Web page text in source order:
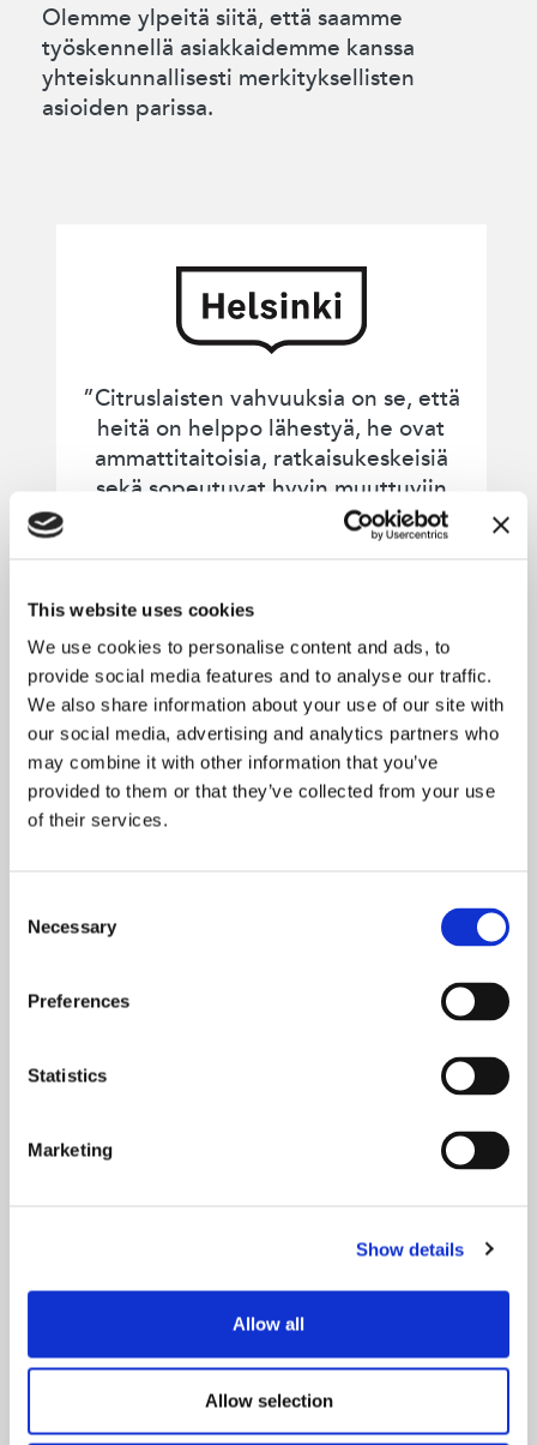
This website uses cookies
We use cookies to personalise content and ads, to
provide social media features and to analyse our traffic.
We also share information about your use of our site with
our social media, advertising and analytics partners who
may combine it with other information that you’ve
provided to them or that they’ve collected from your use
of their services.
Selection
Necessary
Preferences
Statistics
Marketing
Show details
Allow all
Allow selection
Olemme ylpeitä siitä, että saamme
työskennellä asiakkaidemme kanssa
yhteiskunnallisesti merkityksellisten
asioiden parissa.
”Citruslaisten vahvuuksia on se, että
heitä on helppo lähestyä, he ovat
ammattitaitoisia, ratkaisukeskeisiä
sekä sopeutuvat hyvin muuttuviin
huumorintajuisia, pidän siitä myös.”
Helsingin kaupunki,
Työllisyyspalvelut
Lue asiakastarina
olevan matala organisaatio ja ote on
vastaukset, ratkaisukeskeisyys ja
Lue asiakastarina